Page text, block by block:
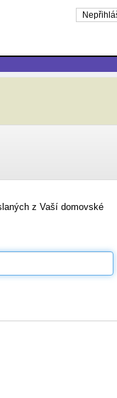
z Vaší domovské